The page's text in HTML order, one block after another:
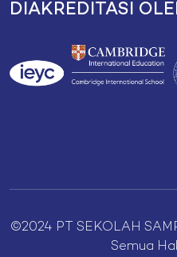
DIAKREDITASI
©2024 PT SEKOLAH
Semua